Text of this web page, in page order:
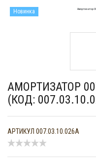
Новинка
АМОРТИЗАТОР
(КОД:
АРТИКУЛ 007.03.10.026А